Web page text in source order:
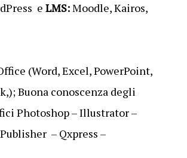
e LMS:Moodle, Kairos,
(Word, Excel, PowerPoint,
Buona conoscenza degli
Photoshop – Illustrator –
– Qxpress –